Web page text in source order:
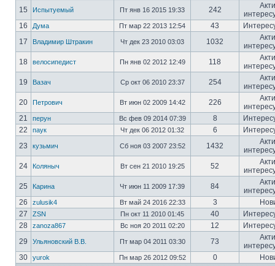
15
Испытуемый Пт янв 16 2015 19:33 242
16
Дума Пт мар 22 2013 12:54 43
17
Владимир Штракин Чт дек 23 2010 03:03 1032
18
велосипедист Пн янв 02 2012 12:49 118
19
Вазач Ср окт 06 2010 23:37 254
20
Петрович Вт июн 02 2009 14:42 226
21
перун Вс фев 09 2014 07:39 8
22
паук Чт дек 06 2012 01:32 6
23
кузьмич Сб ноя 03 2007 23:52 1432
24
Коляныч Вт сен 21 2010 19:25 52
25
Карина Чт июн 11 2009 17:39 84
26
zulusik4 Вт май 24 2016 22:33 3
27
ZSN Пн окт 11 2010 01:45 40
28
zanoza867 Вс ноя 20 2011 02:20 12
29
Ульяновский В.В. Пт мар 04 2011 03:30 73
30
yurok Пн мар 26 2012 09:52 0